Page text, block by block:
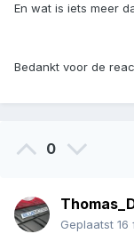
En wat is iets meer
Bedankt voor de
0
Geplaatst 16